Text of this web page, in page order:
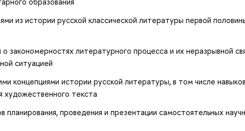
из истории русской классической литературы первой
закономерностях литературного процесса и их неразрывной
ситуацией
концепциями истории русской литературы, в том числе навыков
художественного текста
планирования, проведения и презентации самостоятельных